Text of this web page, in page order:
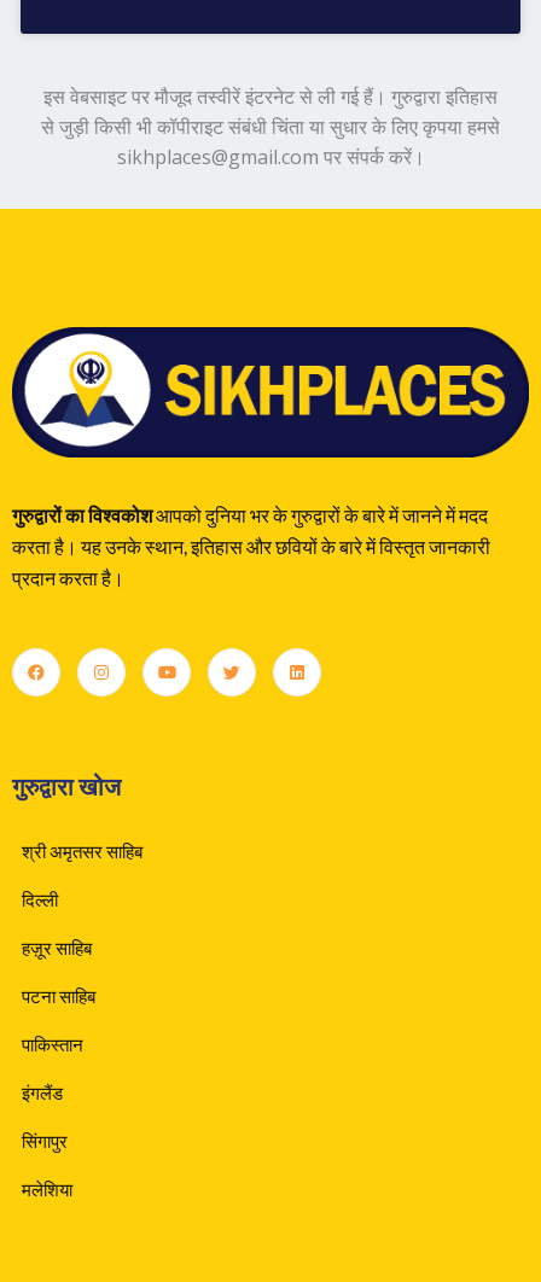
इस वेबसाइट पर मौजूद तस्वीरें इंटरनेट से ली गई हैं। गुरुद्वारा इतिहास
से जुड़ी किसी भी कॉपीराइट संबंधी चिंता या सुधार के लिए कृपया हमसे
sikhplaces@gmail.com पर संपर्क करें।
गुरुद्वारों का विश्वकोशआपको दुनिया भर के गुरुद्वारों के बारे में जानने में मदद
करता है। यह उनके स्थान, इतिहास और छवियों के बारे में विस्तृत जानकारी
प्रदान करता है।
गुरुद्वारा खोज
श्री अमृतसर साहिब
दिल्ली
हज़ूर साहिब
पटना साहिब
पाकिस्तान
इंगलैंड
सिंगापुर
मलेशिया